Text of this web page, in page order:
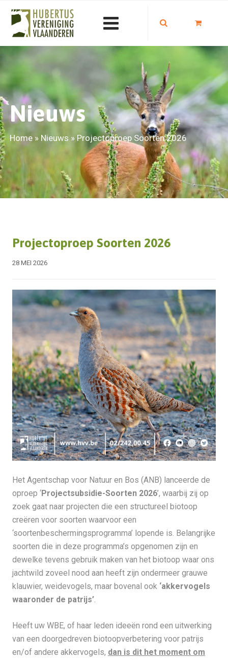
Nieuws
Home» Nieuws » Projectoproep Soorten 2026
Projectoproep Soorten 2026
28 MEI 2026
Het Agentschap voor Natuur en Bos (ANB) lanceerde de
oproep ‘Projectsubsidie-Soorten 2026’, waarbij zij op
zoek gaat naar projecten die een structureel biotoop
creëren voor soorten waarvoor een
‘soortenbeschermingsprogramma’ lopende is. Belangrijke
soorten die in deze programma’s opgenomen zijn en
dewelke tevens gebruik maken van het biotoop waar ons
jachtwild zoveel nood aan heeft zijn ondermeer grauwe
klauwier, weidevogels, maar bovenal ook ‘akkervogels
waaronder de patrijs’.
Heeft uw WBE, of haar leden ideeën rond een uitwerking
van een doorgedreven biotoopverbetering voor patrijs
en/of andere akkervogels, dan is dit het moment om